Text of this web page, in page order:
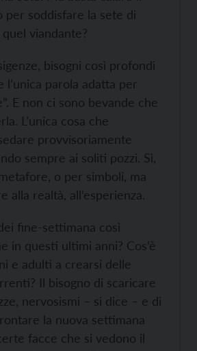
per soddisfare la sete di
viandante?
bisogni così profondi
l’unica parola adatta per
E non ci sono bevande che
L’unica cosa che
provvisoriamente
sempre ai soliti pozzi. Sì,
o per simboli, ma
alla realtà, all’esperienza.
fine-settimana così
in questi ultimi anni? Cos’è
e adulti a crearsi delle
Il bisogno di scaricare
nervosismi – si dice – e di
la nuova settimana
facce che si vedono il